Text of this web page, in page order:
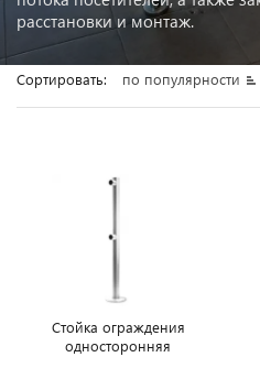
расстановки и монтаж.
Сортировать: по популярности
Стойка ограждения
односторонняя